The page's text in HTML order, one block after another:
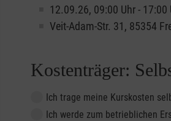
12.09.26, 09:00 Uhr - 17:00
Veit-Adam-Str. 31, 85354
Kostenträger:
Ich trage meine Kurskosten
Ich werde zum betrieblichen